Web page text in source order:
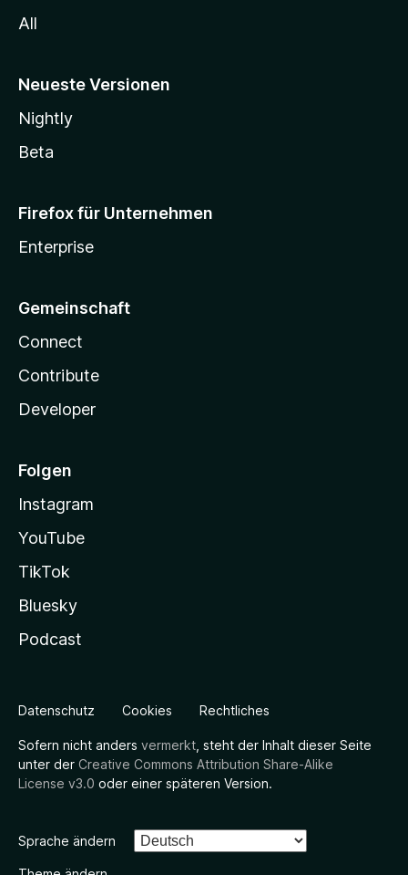
All
Neueste Versionen
Nightly
Beta
Firefox für Unternehmen
Enterprise
Gemeinschaft
Connect
Contribute
Developer
Folgen
Instagram
YouTube
TikTok
Bluesky
Podcast
Datenschutz Cookies Rechtliches
Sofern nicht anders vermerkt , steht der Inhalt dieser Seite
unter der Creative Commons Attribution Share-Alike
License v3.0 oder einer späteren Version.
Sprache ändern